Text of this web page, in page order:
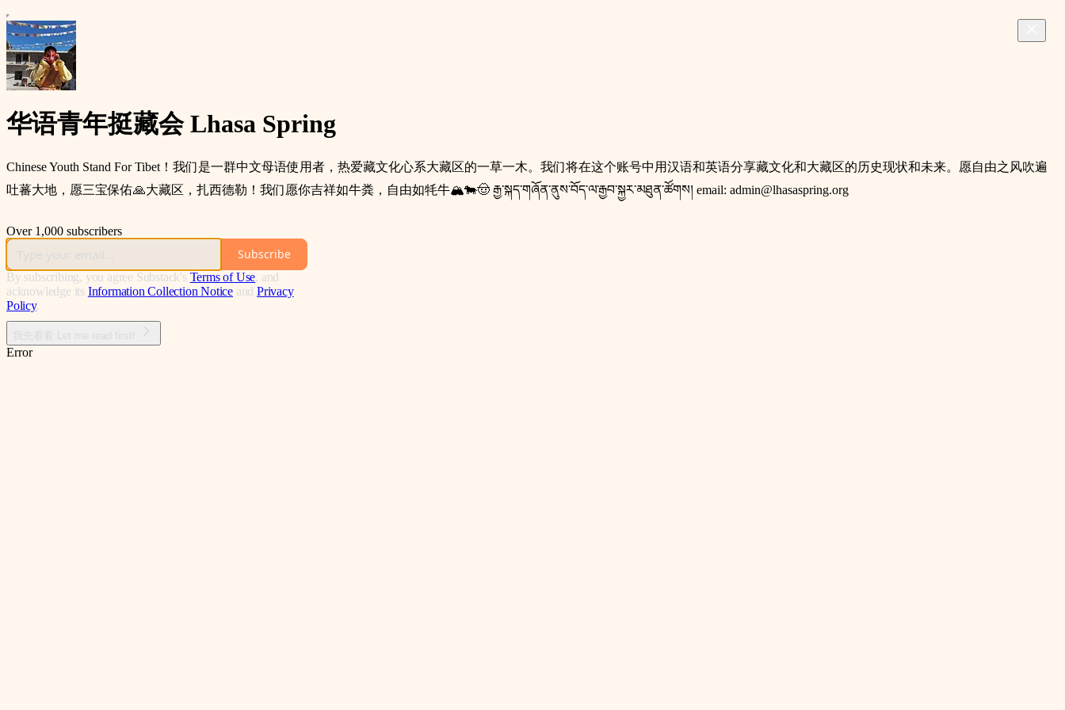
华语青年挺藏会 Lhasa Spring
Chinese Youth Stand For Tibet！我们是一群中文母语使用者，热爱藏文化心系大藏区的一草一木。我们将在这个账号中用汉语和英语分享藏文化和大藏区的历史现状和未来。愿自由之风吹遍
吐蕃大地，愿三宝保佑🙏大藏区，扎西德勒！我们愿你吉祥如牛粪，自由如牦牛🏔🐄🤠 རྒྱ་སྐད་གཞོན་ནུས་བོད་ལ་རྒྱབ་སྐྱར་མཐུན་ཚོགས། email: admin@lhasaspring.org
Over 1,000 subscribers
Subscribe
By subscribing, you agree Substack's Terms of Use, and
acknowledge its Information Collection Notice and Privacy
Policy.
Error